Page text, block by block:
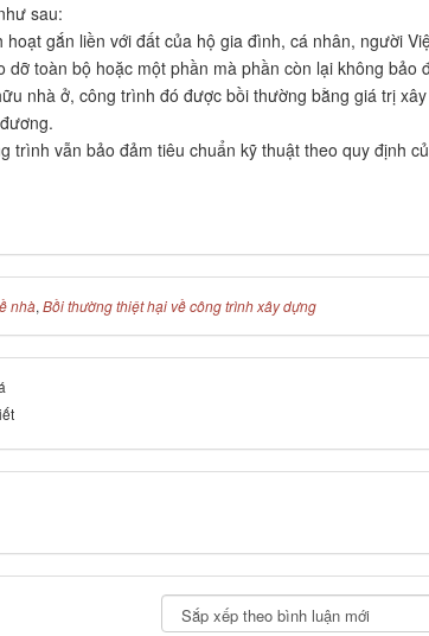
sau:
gắn liền với đất của hộ gia đình, cá nhân, người
toàn bộ hoặc một phần mà phần còn lại không bảo
nhà ở, công trình đó được bồi thường bằng giá trị
trình vẫn bảo đảm tiêu chuẩn kỹ thuật theo quy định
nhà, Bồi thường thiệt hại về công trình xây dựng